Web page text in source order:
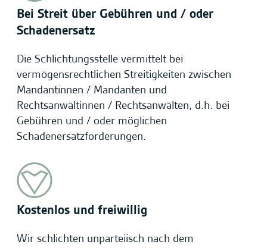
Bei Streit über Gebühren und / oder
Schadenersatz
Die Schlichtungsstelle vermittelt bei
vermögensrechtlichen Streitigkeiten zwischen
Mandantinnen / Mandanten und
Rechtsanwältinnen / Rechtsanwälten, d.h. bei
Gebühren und / oder möglichen
Schadenersatzforderungen.
Kostenlos und freiwillig
Wir schlichten unparteiisch nach dem